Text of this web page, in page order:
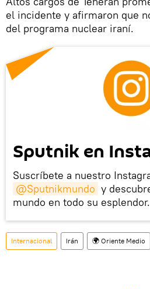
el incidente y afirmaron que
del programa nuclear iraní.
Sputnik en
Suscríbete a nuestro
@Sputnikmundo y
mundo en todo su
Internacional Irán 🌍 Oriente Medio